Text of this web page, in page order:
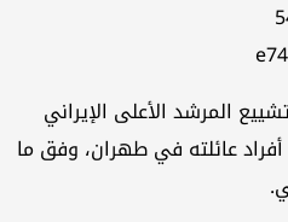
المرشد الأعلى الإيراني
عائلته في طهران، وفق ما